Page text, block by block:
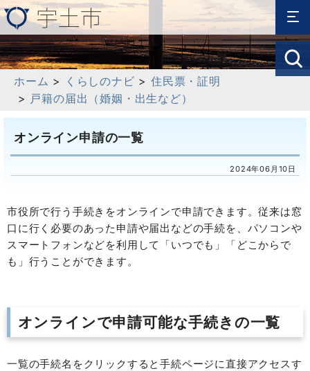
ホーム > くらしのナビ >住民票・証明
> 戸籍の届出（婚姻・出生など）
オンライン申請の一覧
2024年06月10日
市役所で行う手続きをオンラインで申請できます。従来は窓
口に行く必要のあった申請や届出などの手続を、パソコンや
スマートフォンなどを利用して「いつでも」「どこからで
も」行うことができます。
オンラインで申請可能な手続きの一覧
一覧の手続名をクリックすると手続ページに直接アクセスす